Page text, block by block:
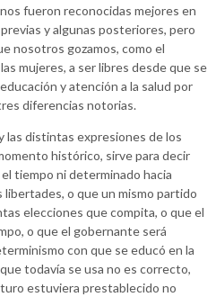
fueron reconocidas mejores en
y algunas posteriores, pero
nosotros gozamos, como el
mujeres, a ser libres desde que se
y atención a la salud por
diferencias notorias.
las distintas expresiones de los
histórico, sirve para decir
tiempo ni determinado hacia
libertades, o que un mismo partido
elecciones que compita, o que el
o que el gobernante será
con que se educó en la
todavía se usa no es correcto,
estuviera prestablecido no